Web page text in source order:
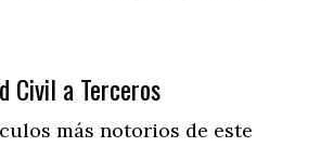
Civil a Terceros
más notorios de este